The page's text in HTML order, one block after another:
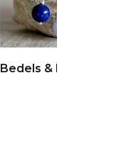
Bedels & broches